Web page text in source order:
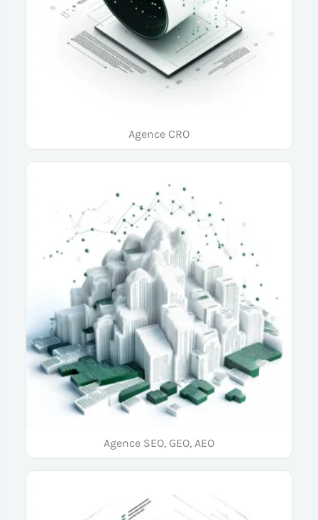
Agence CRO
Agence SEO, GEO, AEO